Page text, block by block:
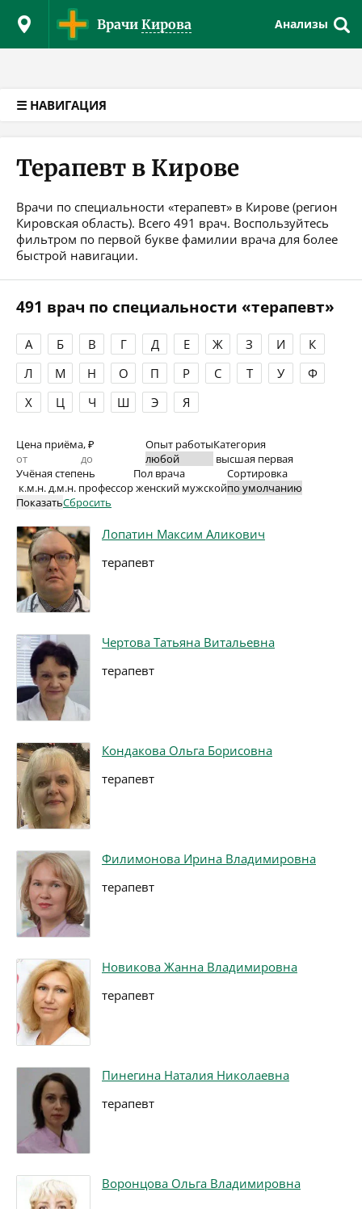
Врачи Кирова Анализы
☰ НАВИГАЦИЯ
Терапевт в Кирове
Врачи по специальности «терапевт» в Кирове (регион
Кировская область). Всего 491 врач. Воспользуйтесь
фильтром по первой букве фамилии врача для более
быстрой навигации.
491 врач по специальности «терапевт»
А Б В Г Д Е Ж З И
К
Л
М Н О П Р С Т У
Ф
Х
Ц Ч Ш Э Я
Цена приёма, ₽ Опыт работыКатегория
высшая первая
Учёная степень
к.м.н.д.м.н. профессор
Пол врача
женский мужской
Сортировка
ПоказатьСбросить
Лопатин Максим Аликович
терапевт
Чертова Татьяна Витальевна
терапевт
Кондакова Ольга Борисовна
терапевт
Филимонова Ирина Владимировна
терапевт
Новикова Жанна Владимировна
терапевт
Пинегина Наталия Николаевна
терапевт
Воронцова Ольга Владимировна